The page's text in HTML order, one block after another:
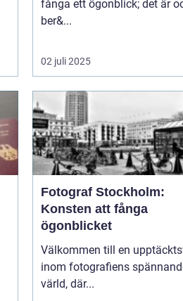
fånga ett ögonblick; det är
ber&...
02 juli 2025
Fotograf Stockholm:
Konsten att fånga
ögonblicket
Välkommen till en
inom fotografiens
värld, där...